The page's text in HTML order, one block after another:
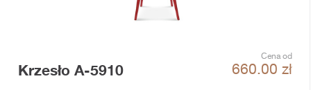
Krzesło A-5910
Cena od
660.00 zł